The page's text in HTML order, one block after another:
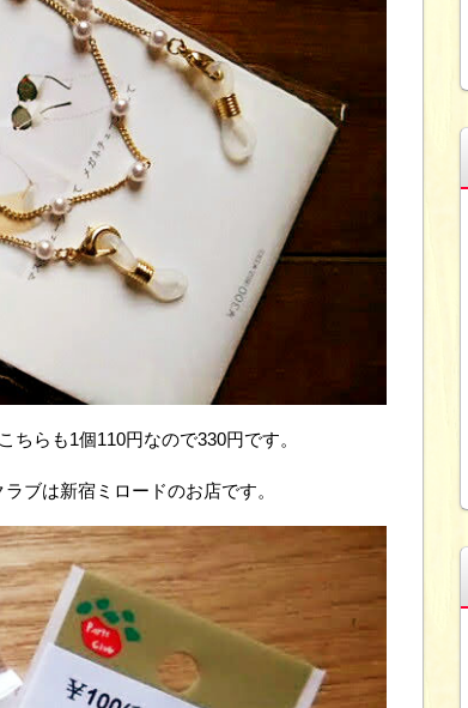
ちらも1個110円なので330円です。
ブは新宿ミロードのお店です。